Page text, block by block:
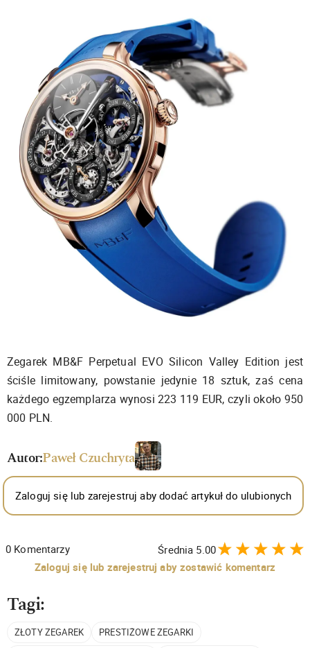
Zegarek MB&F Perpetual EVO Silicon Valley Edition jest
ściśle limitowany, powstanie jedynie 18 sztuk, zaś cena
każdego egzemplarza wynosi 223 119 EUR, czyli około 950
000 PLN.
Autor:Paweł Czuchryta
Zaloguj się lub zarejestruj aby dodać artykuł do ulubionych
0 Komentarzy Średnia 5.00
Zaloguj się lub zarejestruj aby zostawić komentarz
Tagi:
ZŁOTY ZEGAREK
PRESTIŻOWE ZEGARKI